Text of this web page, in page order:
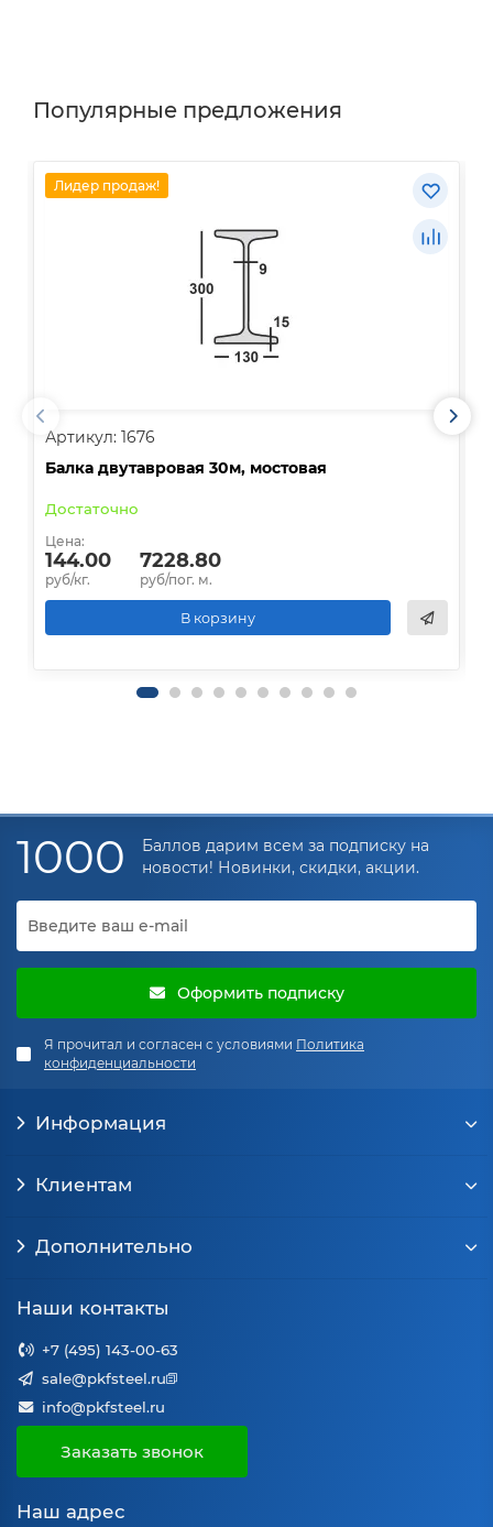
Популярные предложения
Лидер продаж!
Артикул: 1676
Балка двутавровая 30м, мостовая
Достаточно
Цена:
144.00
руб/кг.
7228.80
руб/пог. м.
В корзину
1000
Баллов дарим всем за подписку на
новости! Новинки, скидки, акции.
Оформить подписку
Я прочитал и согласен с условиями Политика
конфиденциальности
Информация
Клиентам
Дополнительно
Наши контакты
+7 (495) 143-00-63
sale@pkfsteel.ru
info@pkfsteel.ru
Заказать звонок
Наш адрес